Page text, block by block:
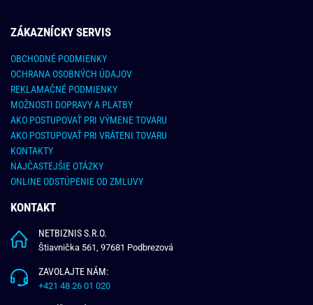
ZÁKAZNÍCKY SERVIS
OBCHODNÉ PODMIENKY
OCHRANA OSOBNÝCH ÚDAJOV
REKLAMAČNÉ PODMIENKY
MOŽNOSTI DOPRAVY A PLATBY
AKO POSTUPOVAŤ PRI VÝMENE TOVARU
AKO POSTUPOVAŤ PRI VRÁTENI TOVARU
KONTAKTY
NAJČASTEJŠIE OTÁZKY
ONLINE ODSTÚPENIE OD ZMLUVY
KONTAKT
NETBIZNIS S.R.O.
Štiavnička 561, 97681 Podbrezová
ZAVOLAJTE NÁM:
+421 48 26 01 020